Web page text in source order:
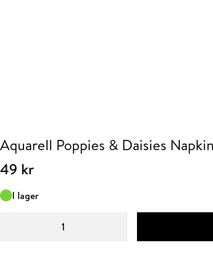
Aquarell Poppies & Daisies
49 kr
I lager